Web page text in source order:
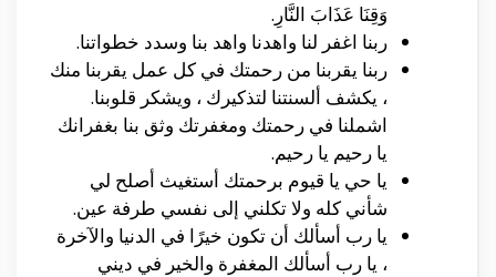
وَقِنَا عَذَابَ النَّارِ.
ربنا اغفر لنا واهدنا واهد بنا وسدد خطواتنا.
ربنا يقربنا من رحمتك في كل عمل يقربنا منك
، يكشف ألسنتنا لتذكيرك ، ويشكر قلوبنا.
اشملنا في رحمتك ومغفرتك وثق بنا بغفرانك
يا رحيم يا رحيم.
يا حي يا قيوم برحمتك أستغيث أصلح لي
شأني كله ولا تكلني إلى نفسي طرفة عين.
يا رب أسألك أن تكون خيرًا في الدنيا والآخرة
، يا رب أسألك المغفرة والخير في ديني